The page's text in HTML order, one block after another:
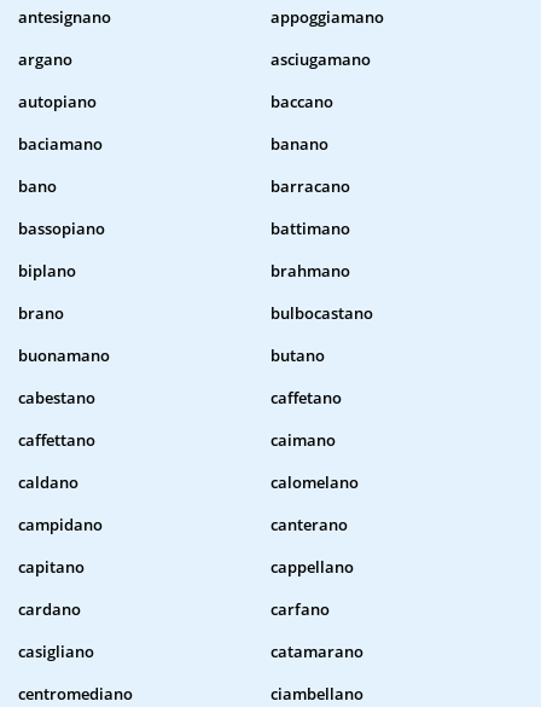
antesignano
appoggiamano
argano
asciugamano
autopiano
baccano
baciamano
banano
bano
barracano
bassopiano
battimano
biplano
brahmano
brano
bulbocastano
buonamano
butano
cabestano
caffetano
caffettano
caimano
caldano
calomelano
campidano
canterano
capitano
cappellano
cardano
carfano
casigliano
catamarano
centromediano
ciambellano